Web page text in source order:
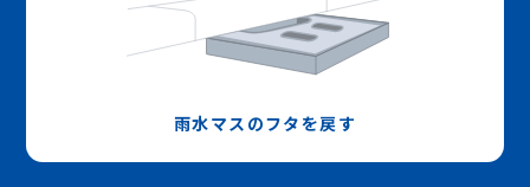
雨水マスのフタを戻す